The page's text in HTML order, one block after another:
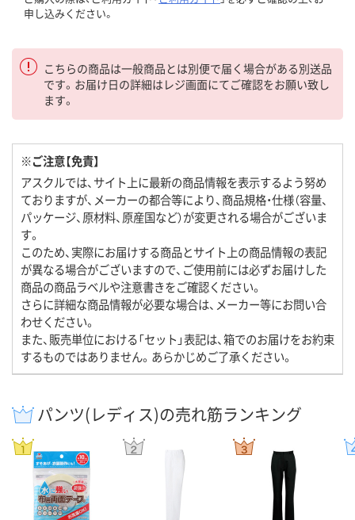
申し込みください。
こちらの商品は一般商品とは別便で届く場合がある別送品
です。お届け日の詳細はレジ画面にてご確認をお願い致し
ます。
※ご注意【免責】
アスクルでは、サイト上に最新の商品情報を表示するよう努め
ておりますが、メーカーの都合等により、商品規格・仕様（容量、
パッケージ、原材料、原産国など）が変更される場合がございま
す。
このため、実際にお届けする商品とサイト上の商品情報の表記
が異なる場合がございますので、ご使用前には必ずお届けした
商品の商品ラベルや注意書きをご確認ください。
さらに詳細な商品情報が必要な場合は、メーカー等にお問い合
わせください。
また、販売単位における「セット」表記は、箱でのお届けをお約束
するものではありません。あらかじめご了承ください。
パンツ(レディス)の売れ筋ランキング